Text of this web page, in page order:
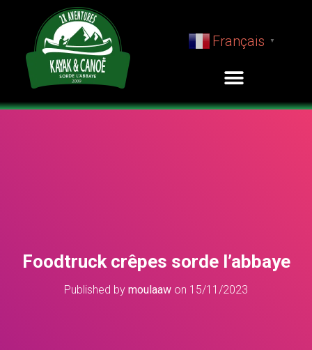
Français ▼
Foodtruck crêpes sorde l’abbaye
Published by moulaaw on 15/11/2023